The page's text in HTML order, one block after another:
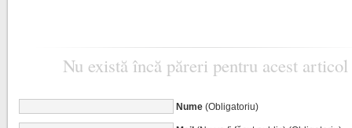
Nu există încă păreri pentru acest articol
Nume(Obligatoriu)